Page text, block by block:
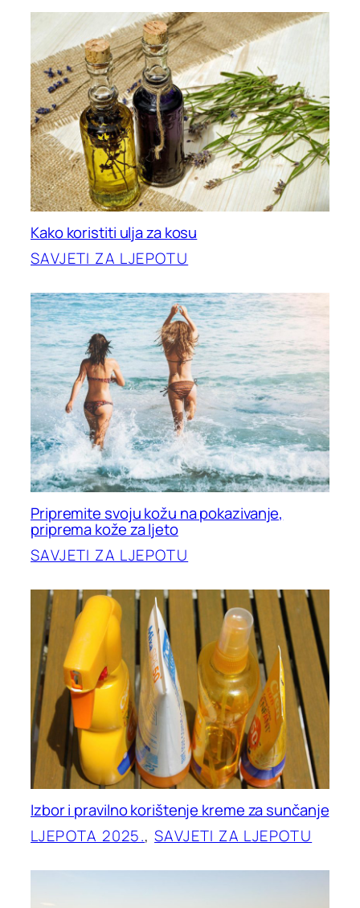
Kako koristiti ulja za kosu
SAVJETI ZA LJEPOTU
Pripremite svoju kožu na pokazivanje,
priprema kože za ljeto
SAVJETI ZA LJEPOTU
Izbor i pravilno korištenje kreme za sunčanje
LJEPOTA 2025., SAVJETI ZA LJEPOTU